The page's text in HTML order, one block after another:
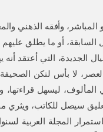
وأفقه الذهني
السابقة، أو ما يطلق
الجديدة، التي أعتقد
لا بأس لتكن
المألوف، ليسهل
سيصل للكاتب، ويثري
المجلة العربية